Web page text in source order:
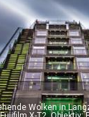
Wolken in